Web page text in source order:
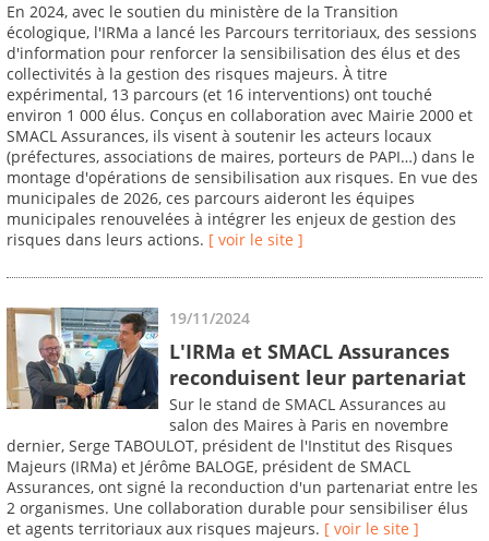
En 2024, avec le soutien du ministère de la Transition
écologique, l'IRMa a lancé les Parcours territoriaux, des sessions
d'information pour renforcer la sensibilisation des élus et des
collectivités à la gestion des risques majeurs. À titre
expérimental, 13 parcours (et 16 interventions) ont touché
environ 1 000 élus. Conçus en collaboration avec Mairie 2000 et
SMACL Assurances, ils visent à soutenir les acteurs locaux
(préfectures, associations de maires, porteurs de PAPI…) dans le
montage d'opérations de sensibilisation aux risques. En vue des
municipales de 2026, ces parcours aideront les équipes
municipales renouvelées à intégrer les enjeux de gestion des
risques dans leurs actions. [ voir le site ]
19/11/2024
L'IRMa et SMACL Assurances
reconduisent leur partenariat
Sur le stand de SMACL Assurances au
salon des Maires à Paris en novembre
dernier, Serge TABOULOT, président de l'Institut des Risques
Majeurs (IRMa) et Jérôme BALOGE, président de SMACL
Assurances, ont signé la reconduction d'un partenariat entre les
2 organismes. Une collaboration durable pour sensibiliser élus
et agents territoriaux aux risques majeurs. [ voir le site ]